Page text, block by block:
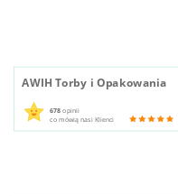
AWIH Torby i Opakowania
678 opinii
co mówią nasi Klienci